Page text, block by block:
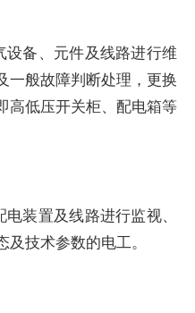
备、元件及线路进行维
一般故障判断处理，更换
高低压开关柜、配电箱等
装置及线路进行监视、
技术参数的电工。